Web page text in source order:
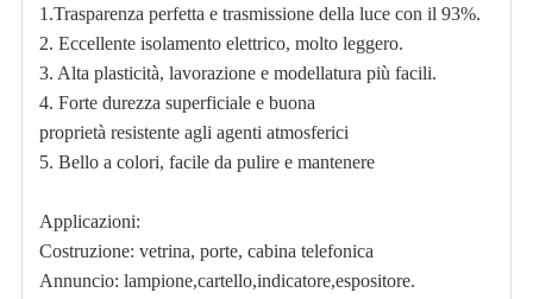
1.Trasparenza perfetta e trasmissione della luce con il 93%.
2. Eccellente isolamento elettrico, molto leggero.
3. Alta plasticità, lavorazione e modellatura più facili.
4. Forte durezza superficiale e buona
proprietà resistente agli agenti atmosferici
5. Bello a colori, facile da pulire e mantenere
Applicazioni:
Costruzione: vetrina, porte, cabina telefonica
Annuncio: lampione,cartello,indicatore,espositore.